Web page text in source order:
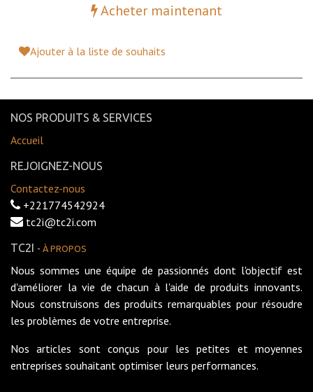
Acheter maintenant
Ajouter à la liste de souhaits
NOS PRODUITS & SERVICES
Accueil
REJOIGNEZ-NOUS
Contactez-nous
+221774542924
tc2i@tc2i.com
TC2I - À PROPOS
Nous sommes une équipe de passionnés dont l'objectif est
d'améliorer la vie de chacun à l'aide de produits innovants.
Nous construisons des produits remarquables pour résoudre
les problèmes de votre entreprise.
Nos articles sont conçus pour les petites et moyennes
entreprises souhaitant optimiser leurs performances.